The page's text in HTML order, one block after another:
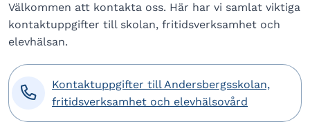
Välkommen att kontakta oss. Här har vi samlat viktiga
kontaktuppgifter till skolan, fritidsverksamhet och
elevhälsan.

Kontaktuppgifter till Andersbergsskolan,
fritidsverksamhet och elevhälsovård